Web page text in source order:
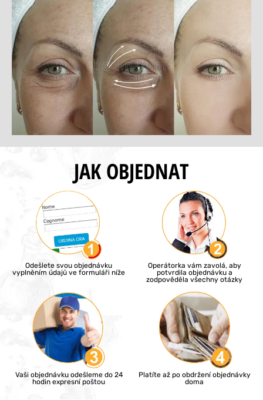
JAK OBJEDNAT
Odešlete svou objednávku
vyplněním údajů ve formuláři níže
Operátorka vám zavolá, aby
potvrdila objednávku a
zodpověděla všechny otázky
Vaši objednávku odešleme do 24
hodin expresní poštou
Platíte až po obdržení objednávky
doma